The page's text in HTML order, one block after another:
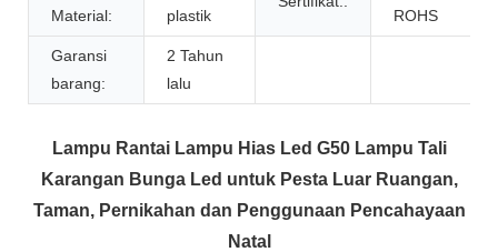
Material: plastik
ROHS
Garansi
barang:
2 Tahun
lalu
Lampu Rantai Lampu Hias Led G50 Lampu Tali
Karangan Bunga Led untuk Pesta Luar Ruangan,
Taman, Pernikahan dan Penggunaan Pencahayaan
Natal